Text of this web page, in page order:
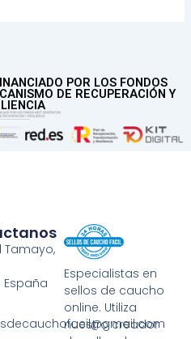
POR LOS FONDOS
DE RECUPERACIÓN Y
Especialistas en
sellos de caucho
online. Utiliza
nuestro creador
Tamayo,